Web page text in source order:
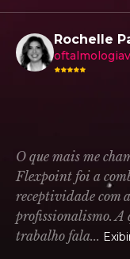
Rochelle Pagani
mais me chamou
foi a
com alto
A
fala... Exibir mais